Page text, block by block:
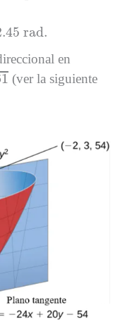
rad.
en
(ver la siguiente